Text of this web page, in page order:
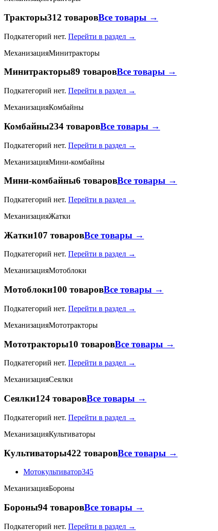
Тракторы312 товаровВсе товары →
Подкатегорий нет. Перейти в раздел →
МеханизацияМинитракторы
Минитракторы89 товаровВсе товары →
Подкатегорий нет. Перейти в раздел →
МеханизацияКомбайны
Комбайны234 товаровВсе товары →
Подкатегорий нет. Перейти в раздел →
МеханизацияМини-комбайны
Мини-комбайны6 товаровВсе товары →
Подкатегорий нет. Перейти в раздел →
МеханизацияЖатки
Жатки107 товаровВсе товары →
Подкатегорий нет. Перейти в раздел →
МеханизацияМотоблоки
Мотоблоки100 товаровВсе товары →
Подкатегорий нет. Перейти в раздел →
МеханизацияМототракторы
Мототракторы10 товаровВсе товары →
Подкатегорий нет. Перейти в раздел →
МеханизацияСеялки
Сеялки124 товаровВсе товары →
Подкатегорий нет. Перейти в раздел →
МеханизацияКультиваторы
Культиваторы422 товаровВсе товары →
Мотокультиватор345
МеханизацияБороны
Бороны94 товаровВсе товары →
Подкатегорий нет. Перейти в раздел →